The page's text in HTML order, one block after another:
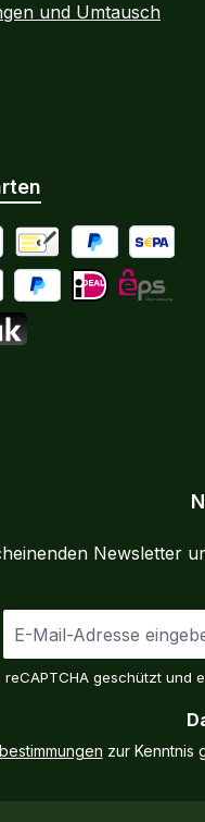
und Umtausch
Vorkasse per
PayPalSEPA
Pay
Später bezahlen /
Newsletter
Mail-
geschützt und
zur Kenntnis